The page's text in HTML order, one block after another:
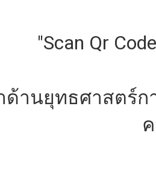
"Scan Qr
ำด้านยุทธศาสต